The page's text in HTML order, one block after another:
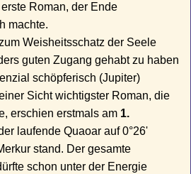
Roman, der Ende
machte.
Weisheitsschatz der Seele
guten Zugang gehabt zu haben
schöpferisch (Jupiter)
Sicht wichtigster Roman, die
erschien erstmals am 1.
laufende Quaoar auf 0°26'
stand. Der gesamte
schon unter der Energie